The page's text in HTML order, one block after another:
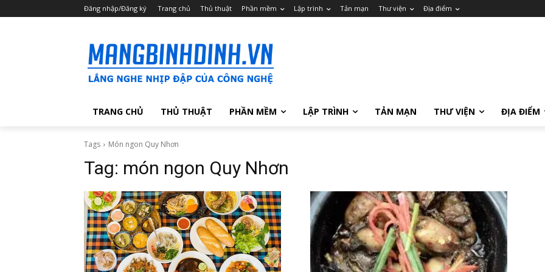
Đăng nhập/Đăng ký Trang chủ Thủ thuật Phần mềm Lập trình Tản mạn Thư viện Địa điểm
TRANG CHỦ THỦ THUẬT PHẦN MỀM LẬP TRÌNH TẢN MẠN THƯ VIỆN ĐỊA ĐIỂM
Tags Món ngon Quy Nhơn
Tag: món ngon Quy Nhơn